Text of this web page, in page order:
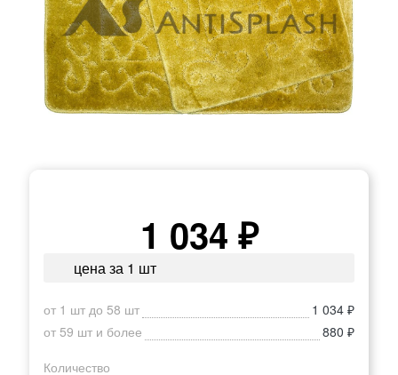
1 034 ₽
цена за 1 шт
от 1 шт до 58 шт
1 034 ₽
от 59 шт и более
880 ₽
Количество